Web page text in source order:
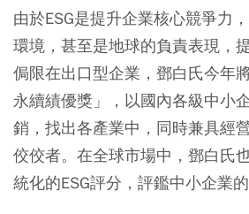
由於ESG是提升企業核心競爭力
環境，甚至是地球的負責表現，
侷限在出口型企業，鄧白氏今年
永續績優獎」，以國內各級中小
銷，找出各產業中，同時兼具經
佼佼者。在全球市場中，鄧白氏
統化的ESG評分，評鑑中小企業的